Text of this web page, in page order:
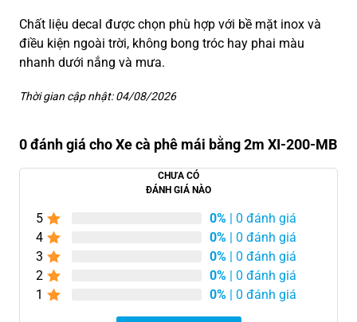
Chất liệu decal được chọn phù hợp với bề mặt inox và
điều kiện ngoài trời, không bong tróc hay phai màu
nhanh dưới nắng và mưa.
Thời gian cập nhật: 04/08/2026
0 đánh giá cho Xe cà phê mái bằng 2m XI-200-MB
CHƯA CÓ
ĐÁNH GIÁ NÀO
5 0% | 0 đánh giá
4
0% | 0 đánh giá
3
0% | 0 đánh giá
2
0% | 0 đánh giá
1
0% | 0 đánh giá